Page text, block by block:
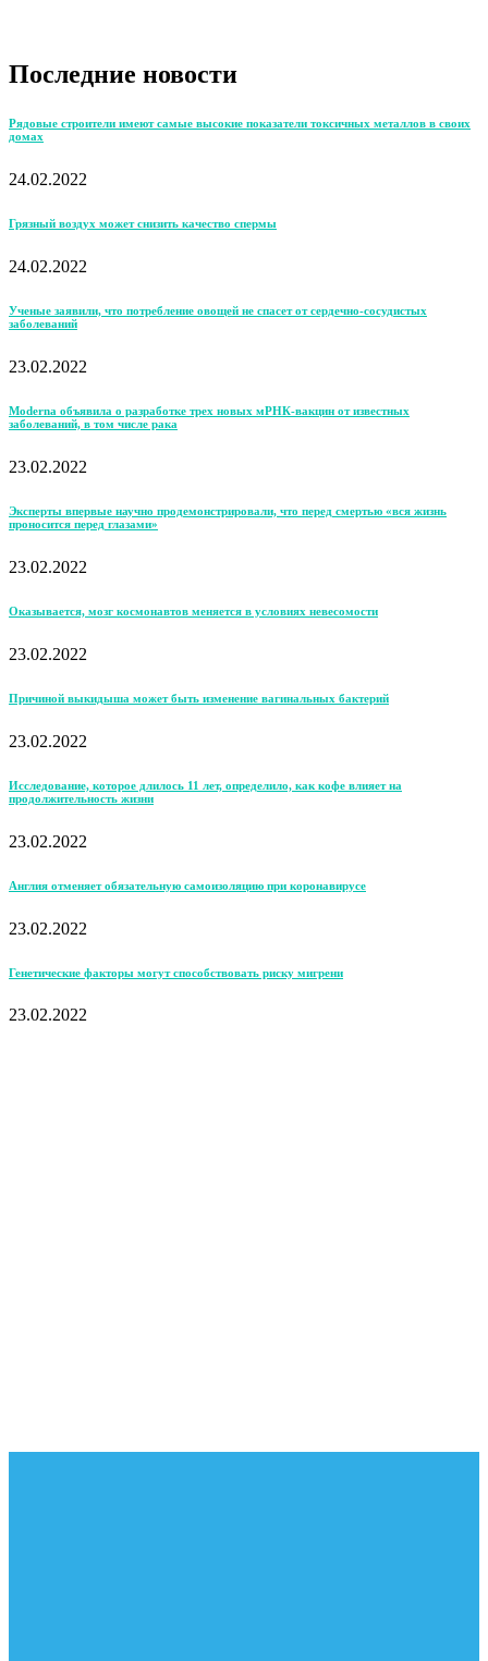
Последние новости
Рядовые строители имеют самые высокие показатели токсичных металлов в своих
домах
24.02.2022
Грязный воздух может снизить качество спермы
24.02.2022
Ученые заявили, что потребление овощей не спасет от сердечно-сосудистых
заболеваний
23.02.2022
Moderna объявила о разработке трех новых мРНК-вакцин от известных
заболеваний, в том числе рака
23.02.2022
Эксперты впервые научно продемонстрировали, что перед смертью «вся жизнь
проносится перед глазами»
23.02.2022
Оказывается, мозг космонавтов меняется в условиях невесомости
23.02.2022
Причиной выкидыша может быть изменение вагинальных бактерий
23.02.2022
Исследование, которое длилось 11 лет, определило, как кофе влияет на
продолжительность жизни
23.02.2022
Англия отменяет обязательную самоизоляцию при коронавирусе
23.02.2022
Генетические факторы могут способствовать риску мигрени
23.02.2022